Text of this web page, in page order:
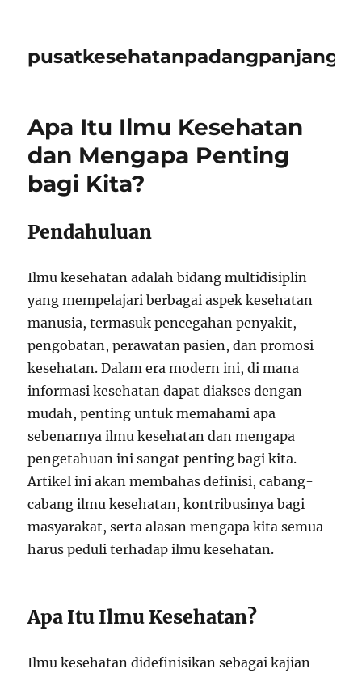
pusatkesehatanpadangpanjangid
Apa Itu Ilmu Kesehatan
dan Mengapa Penting
bagi Kita?
Pendahuluan
Ilmu kesehatan adalah bidang multidisiplin
yang mempelajari berbagai aspek kesehatan
manusia, termasuk pencegahan penyakit,
pengobatan, perawatan pasien, dan promosi
kesehatan. Dalam era modern ini, di mana
informasi kesehatan dapat diakses dengan
mudah, penting untuk memahami apa
sebenarnya ilmu kesehatan dan mengapa
pengetahuan ini sangat penting bagi kita.
Artikel ini akan membahas definisi, cabang-
cabang ilmu kesehatan, kontribusinya bagi
masyarakat, serta alasan mengapa kita semua
harus peduli terhadap ilmu kesehatan.
Apa Itu Ilmu Kesehatan?
Ilmu kesehatan didefinisikan sebagai kajian